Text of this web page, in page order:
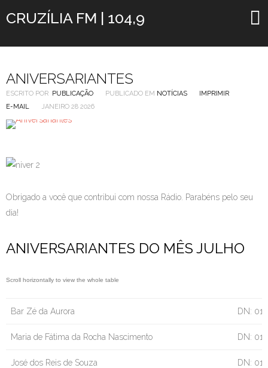
ANIVERSARIANTES
ESCRITO POR PUBLICAÇÃO PUBLICADO EM NOTÍCIAS
IMPRIMIR
E-MAIL
JANEIRO 28 2026
Obrigado a você que contribui com nossa Rádio. Parabéns pelo seu
dia!
ANIVERSARIANTES DO MÊS JULHO
Bar Zé da Aurora DN:
Maria de Fátima da Rocha Nascimento DN:
José dos Reis de Souza DN:
CRUZÍLIA FM | 104,9